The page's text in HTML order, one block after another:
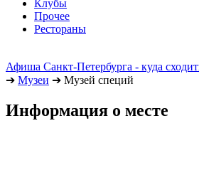
Клубы
Прочее
Рестораны
Афиша Санкт-Петербурга - куда
➔ Музеи ➔ Музей специй
Информация о месте